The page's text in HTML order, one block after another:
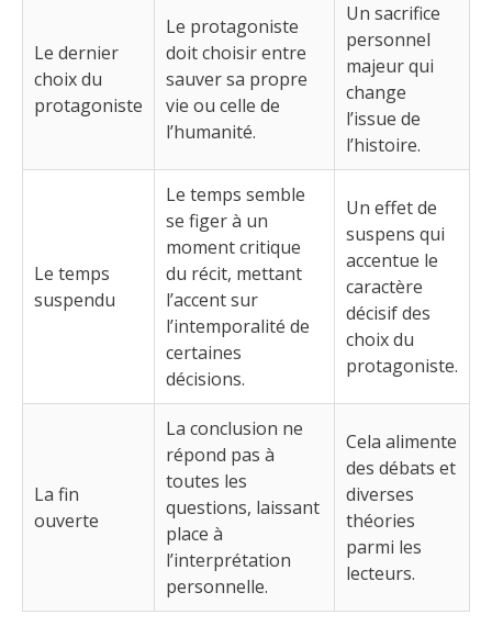
Le dernier
choix du
protagoniste
Le protagoniste
doit choisir entre
sauver sa propre
vie ou celle de
l’humanité.
Un sacrifice
personnel
majeur qui
change
l’issue de
l’histoire.
Le temps
suspendu
Le temps semble
se figer à un
moment critique
du récit, mettant
l’accent sur
l’intemporalité de
certaines
décisions.
Un effet de
suspens qui
accentue le
caractère
décisif des
choix du
protagoniste.
La fin
ouverte
La conclusion ne
répond pas à
toutes les
questions, laissant
place à
l’interprétation
personnelle.
Cela alimente
des débats et
diverses
théories
parmi les
lecteurs.